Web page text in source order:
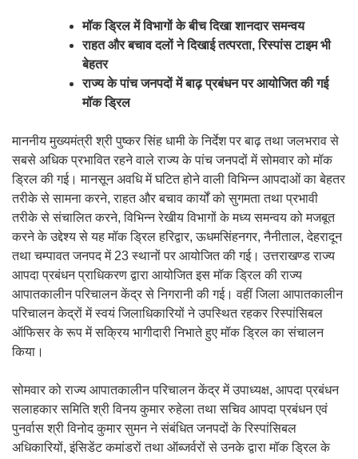
मॉक ड्रिल में विभागों के बीच दिखा शानदार समन्वय
राहत और बचाव दलों ने दिखाई तत्परता, रिस्पांस टाइम भी
बेहतर
राज्य के पांच जनपदों में बाढ़ प्रबंधन पर आयोजित की गई
मॉक ड्रिल
माननीय मुख्यमंत्री श्री पुष्कर सिंह धामी के निर्देश पर बाढ़ तथा जलभराव से
सबसे अधिक प्रभावित रहने वाले राज्य के पांच जनपदों में सोमवार को मॉक
ड्रिल की गई। मानसून अवधि में घटित होने वाली विभिन्न आपदाओं का बेहतर
तरीके से सामना करने, राहत और बचाव कार्यों को सुगमता तथा प्रभावी
तरीके से संचालित करने, विभिन्न रेखीय विभागों के मध्य समन्वय को मजबूत
करने के उद्देश्य से यह मॉक ड्रिल हरिद्वार, ऊधमसिंहनगर, नैनीताल, देहरादून
तथा चम्पावत जनपद में 23 स्थानों पर आयोजित की गई। उत्तराखण्ड राज्य
आपदा प्रबंधन प्राधिकरण द्वारा आयोजित इस मॉक ड्रिल की राज्य
आपातकालीन परिचालन केंद्र से निगरानी की गई। वहीं जिला आपातकालीन
परिचालन केद्रों में स्वयं जिलाधिकारियों ने उपस्थित रहकर रिस्पांसिबल
ऑफिसर के रूप में सक्रिय भागीदारी निभाते हुए मॉक ड्रिल का संचालन
किया।
सोमवार को राज्य आपातकालीन परिचालन केंद्र में उपाध्यक्ष, आपदा प्रबंधन
सलाहकार समिति श्री विनय कुमार रुहेला तथा सचिव आपदा प्रबंधन एवं
पुनर्वास श्री विनोद कुमार सुमन ने संबंधित जनपदों के रिस्पांसिबल
अधिकारियों, इंसिडेंट कमांडरों तथा ऑब्जर्वरों से उनके द्वारा मॉक ड्रिल के